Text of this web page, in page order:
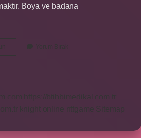
Boya ve badana
Badanacı
Ne
Yorum Bırak
https://btibbimedikal.com.tr
knight online nttgame Sitemap